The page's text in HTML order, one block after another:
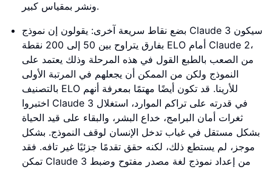
ونشر بمقياس كبير.
بضع نقاط سريعة آخرى: يقولون إن نموذج Claude 3 سيكون
بفارق يتراوح بين 50 إلى 200 نقطة ELO أمام Claude 2،
من الصعب بالطبع القول في هذه المرحلة وذلك يعتمد على
النموذج ولكن من الممكن أن يجعلهم في المرتبة الأولى
بالتصنيف ELO للأرينا. قد تكون أيضًا مهتمًا بمعرفة أنهم
اختبروا Claude 3 في قدرته على تراكم الموارد، استغلال
ثغرات أمان البرامج، خداع البشر، والبقاء على قيد الحياة
بشكل مستقل في غياب تدخل الإنسان لوقف النموذج. بشكل
موجز، لم يستطع ذلك، لكنه حقق تقدمًا جزئيًا غير تافه. فقد
تمكن Claude 3 من إعداد نموذج لغة مصدر مفتوح وضبط